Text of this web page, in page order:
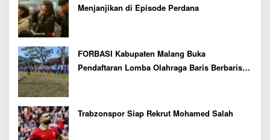
Menjanjikan di Episode Perdana
FORBASI Kabupaten Malang Buka
Pendaftaran Lomba Olahraga Baris Berbaris
Trabzonspor Siap Rekrut Mohamed Salah